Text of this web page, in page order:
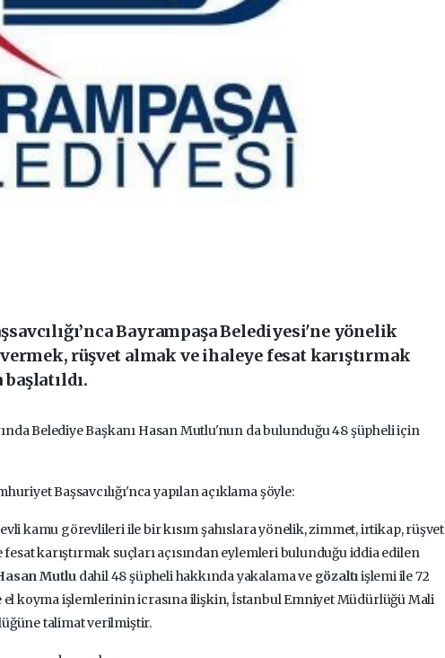
Bayrampaşa Belediyesi'ne yönelik
rüşvet almak ve ihaleye fesat karıştırmak
Belediye Başkanı Hasan Mutlu'nun da bulunduğu 48 şüpheli için
Başsavcılığı'nca yapılan açıklama şöyle:
kamu görevlileri ile bir kısım şahıslara yönelik, zimmet, irtikap, rüşvet
karıştırmak suçları açısından eylemleri bulunduğu iddia edilen
Mutlu dahil 48 şüpheli hakkında yakalama ve gözaltıişlemi ile 72
koyma işlemlerinin icrasına ilişkin, İstanbul Emniyet Müdürlüğü Mali
talimat verilmiştir.